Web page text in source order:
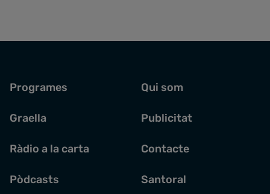
Programes
Graella
Ràdio a la carta
Pòdcasts
Qui som
Publicitat
Contacte
Santoral